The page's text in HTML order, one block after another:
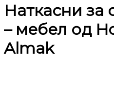
Наткасни за
– мебел од
Almak